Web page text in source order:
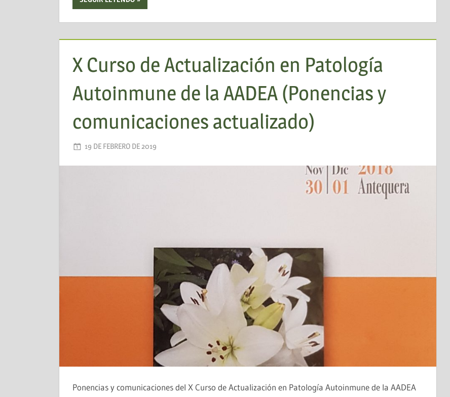
X Curso de Actualización en Patología
Autoinmune de la AADEA (Ponencias y
comunicaciones actualizado)
19 DE FEBRERO DE 2019
Ponencias y comunicaciones del X Curso de Actualización en Patología Autoinmune de la AADEA